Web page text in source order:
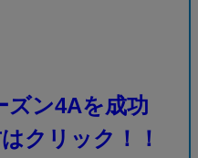
ズン4Aを成功
クリック！！